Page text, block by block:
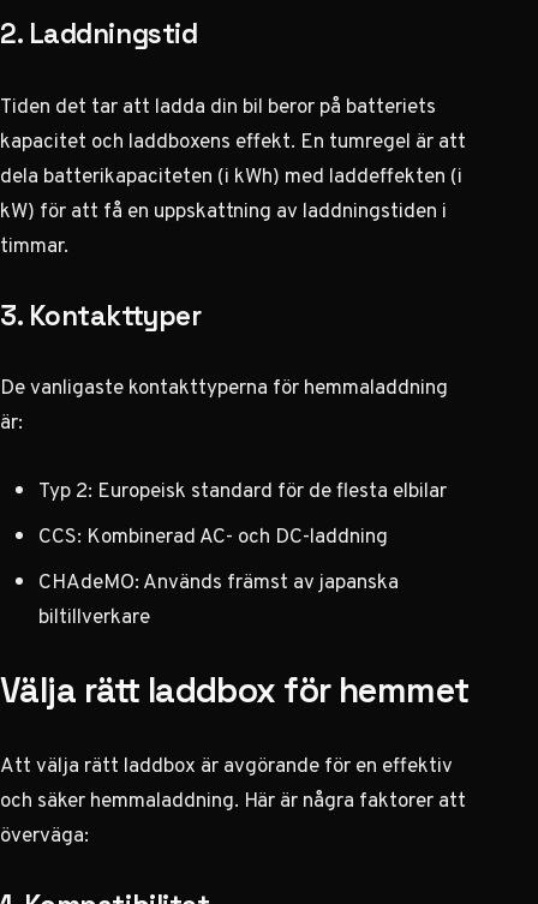
2. Laddningstid
Tiden det tar att ladda din bil beror på batteriets
kapacitet och laddboxens effekt. En tumregel är att
dela batterikapaciteten (i kWh) med laddeffekten (i
kW) för att få en uppskattning av laddningstiden i
timmar.
3. Kontakttyper
De vanligaste kontakttyperna för hemmaladdning
är:
Typ 2: Europeisk standard för de flesta elbilar
CCS: Kombinerad AC- och DC-laddning
CHAdeMO: Används främst av japanska
biltillverkare
Välja rätt laddbox för hemmet
Att välja rätt laddbox är avgörande för en effektiv
och säker hemmaladdning. Här är några faktorer att
överväga: